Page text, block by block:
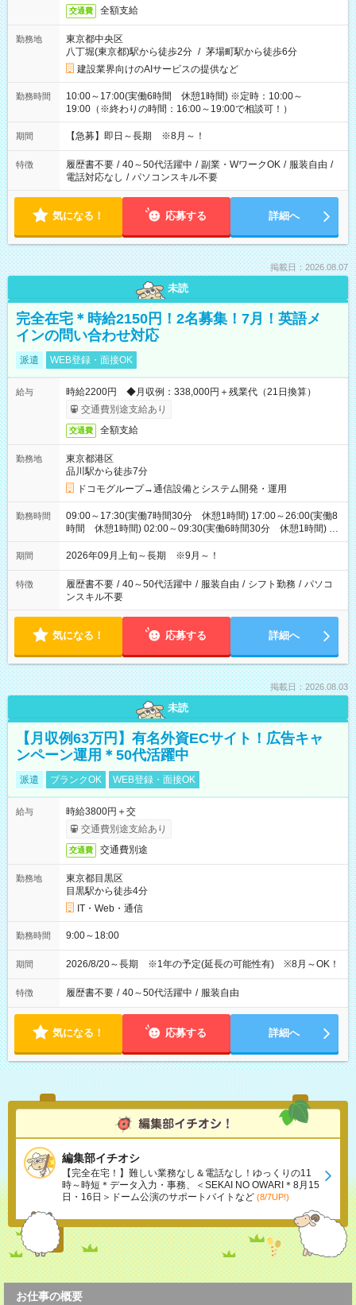
交通費 全額支給
勤務地
東京都中央区
八丁堀(東京都)駅から徒歩2分 / 茅場町駅から徒歩6分
建設業界向けのAIサービスの提供など
勤務時間
10:00～17:00(実働6時間 休憩1時間) ※定時：10:00～
19:00（※終わりの時間：16:00～19:00で相談可！）
期間 【急募】即日～長期 ※8月～！
特徴 履歴書不要 / 40～50代活躍中 / 副業・WワークOK / 服装自由 /
電話対応なし / パソコンスキル不要
気になる！ 応募する 詳細へ
掲載日：2026.08.07
未読
完全在宅＊時給2150円！2名募集！7月！英語メ
インの問い合わせ対応
派遣 WEB登録・面接OK
給与
時給2200円 ◆月収例：338,000円＋残業代（21日換算）
交通費別途支給あり
交通費 全額支給
勤務地
東京都港区
品川駅から徒歩7分
ドコモグループ→通信設備とシステム開発・運用
勤務時間
09:00～17:30(実働7時間30分 休憩1時間) 17:00～26:00(実働8
時間 休憩1時間) 02:00～09:30(実働6時間30分 休憩1時間) ※
日勤は就業時間1/夜勤は就業時間2.3を連続で行って頂きます
期間 2026年09月上旬～長期 ※9月～！
特徴 履歴書不要 / 40～50代活躍中 / 服装自由 / シフト勤務 / パソコ
ンスキル不要
気になる！ 応募する 詳細へ
掲載日：2026.08.03
未読
【月収例63万円】有名外資ECサイト！広告キャ
ンペーン運用＊50代活躍中
派遣 ブランクOK WEB登録・面接OK
給与
時給3800円＋交
交通費別途支給あり
交通費 交通費別途
勤務地
東京都目黒区
目黒駅から徒歩4分
IT・Web・通信
勤務時間 9:00～18:00
期間 2026/8/20～長期 ※1年の予定(延長の可能性有) ※8月～OK！
特徴 履歴書不要 / 40～50代活躍中 / 服装自由
気になる！ 応募する 詳細へ
編集部イチオシ
【完全在宅！】難しい業務なし＆電話なし！ゆっくりの11
時～時短＊データ入力・事務、＜SEKAI NO OWARI＊8月15
日・16日＞ドーム公演のサポートバイトなど (8/7UP!)
お仕事の概要